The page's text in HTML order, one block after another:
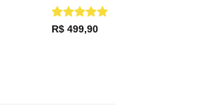
Avaliado
1
R$ 499,90